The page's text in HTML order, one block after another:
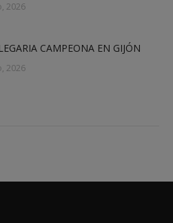
2026
CAMPEONA EN GIJÓN
2026